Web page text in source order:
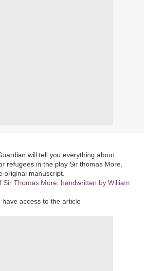
will tell you everything about
refugees in the play Sir thomas More,
original manuscript.
access to the article